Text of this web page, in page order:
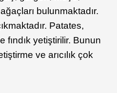
bulunmaktadır.
Patates,
fındık yetiştirilir. Bunun
ve arıcılık çok